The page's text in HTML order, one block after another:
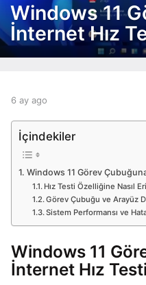
a
y
a
g
y
a
Windows 11
İnternet Hız
b
a
6 ay ago
a
İçindekiler
Windows 11 Görev
Hız Testi Özelliğine Nasıl
Görev Çubuğu ve Arayüz
Sistem Performansı ve
Windows 11
İnternet Hız